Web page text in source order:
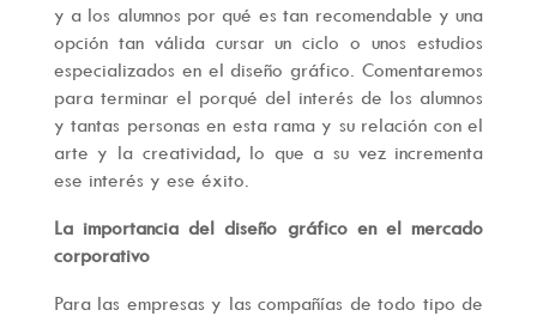
y a los alumnos por qué es tan recomendable y una
opción tan válida cursar un ciclo o unos estudios
especializados en el diseño gráfico. Comentaremos
para terminar el porqué del interés de los alumnos
y tantas personas en esta rama y su relación con el
arte y la creatividad, lo que a su vez incrementa
ese interés y ese éxito.
La importancia del diseño gráfico en el mercado
corporativo
Para las empresas y las compañías de todo tipo de